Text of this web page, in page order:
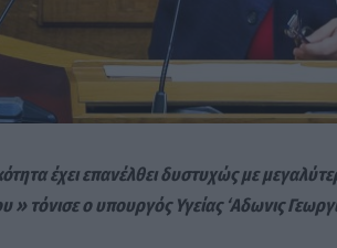
έχει επανέλθει δυστυχώς με
» τόνισε ο υπουργός Υγείας ‘Αδωνις